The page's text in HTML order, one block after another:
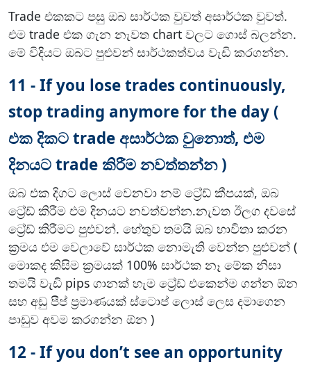
Trade එකකට පසු ඔබ සාර්ථක වුවත් අසාර්ථක වුවත්.
එම trade එක ගැන නැවත chart වලට ගොස් බලන්න.
මේ විදියට ඔබට පුළුවන් සාර්ථකත්වය වැඩි කරගන්න.
11 - If you lose trades continuously,
stop trading anymore for the day (
එක දිකට trade අසාර්ථක වුනොත්, එම
දිනයට trade කිරීම නවත්තන්න )
ඔබ එක දිගට ලොස් වෙනවා නම් ට්‍රේඩ් කීපයක්, ඔබ
ට්‍රේඩ් කිරීම එම දිනයට නවත්වන්න.නැවත ඊලග දවසේ
ට්‍රේඩ් කිරීමට පුළුවන්. හේතුව තමයි ඔබ භාවිතා කරන
ක්‍රමය එම වෙලාවේ සාර්ථක නොමැති වෙන්න පුළුවන් (
මොකද කිසිම ක්‍රමයක් 100% සාර්ථක නෑ මේක නිසා
තමයි වැඩි pips ගානක් හැම ට්‍රේඩ් එකෙන්ම ගන්න ඕන
සහ අඩු පීප් ප්‍රමාණයක් ස්ටොප් ලොස් ලෙස දමාගෙන
පාඩුව අවම කරගන්න ඕන )
12 - If you don’t see an opportunity